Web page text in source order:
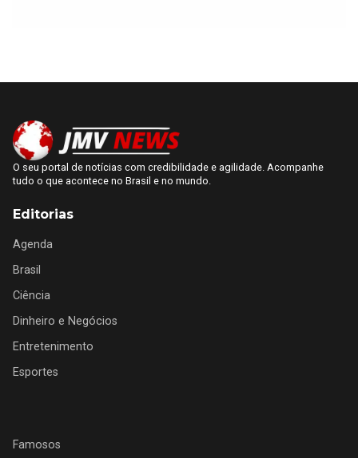
O seu portal de notícias com credibilidade e agilidade. Acompanhe
tudo o que acontece no Brasil e no mundo.
Editorias
Agenda
Brasil
Ciência
Dinheiro e Negócios
Entretenimento
Esportes
Famosos